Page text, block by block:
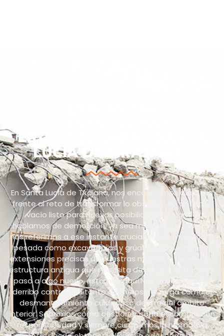
ESTRUCTURAS EN SANTA
LUCÍA DE TIRAJANA?
En Santa Lucía de Tirajana, nos encontramos día a día
frente al reto de transformar lo obsoleto en un lienzo
vacío listo para nuevas posibilidades. Cuando
hablamos de demolición, ya sea mecánica o manual,
nos referimos a ese instante crucial donde maquinaria
pesada como excavadoras y grúas se convierten en
extensiones precisas de nuestras manos. Si tienes una
estructura antigua que necesita desaparecer para dar
paso a algo nuevo, estamos aquí.Nos ocupamos del
derribo controlado tanto de muros de carga como el
desmantelamiento cuidadoso dentro del ámbito
interior. Sabemos cómo gestionar cada escombro con
responsabilidad y siempre cumplimos la normativa